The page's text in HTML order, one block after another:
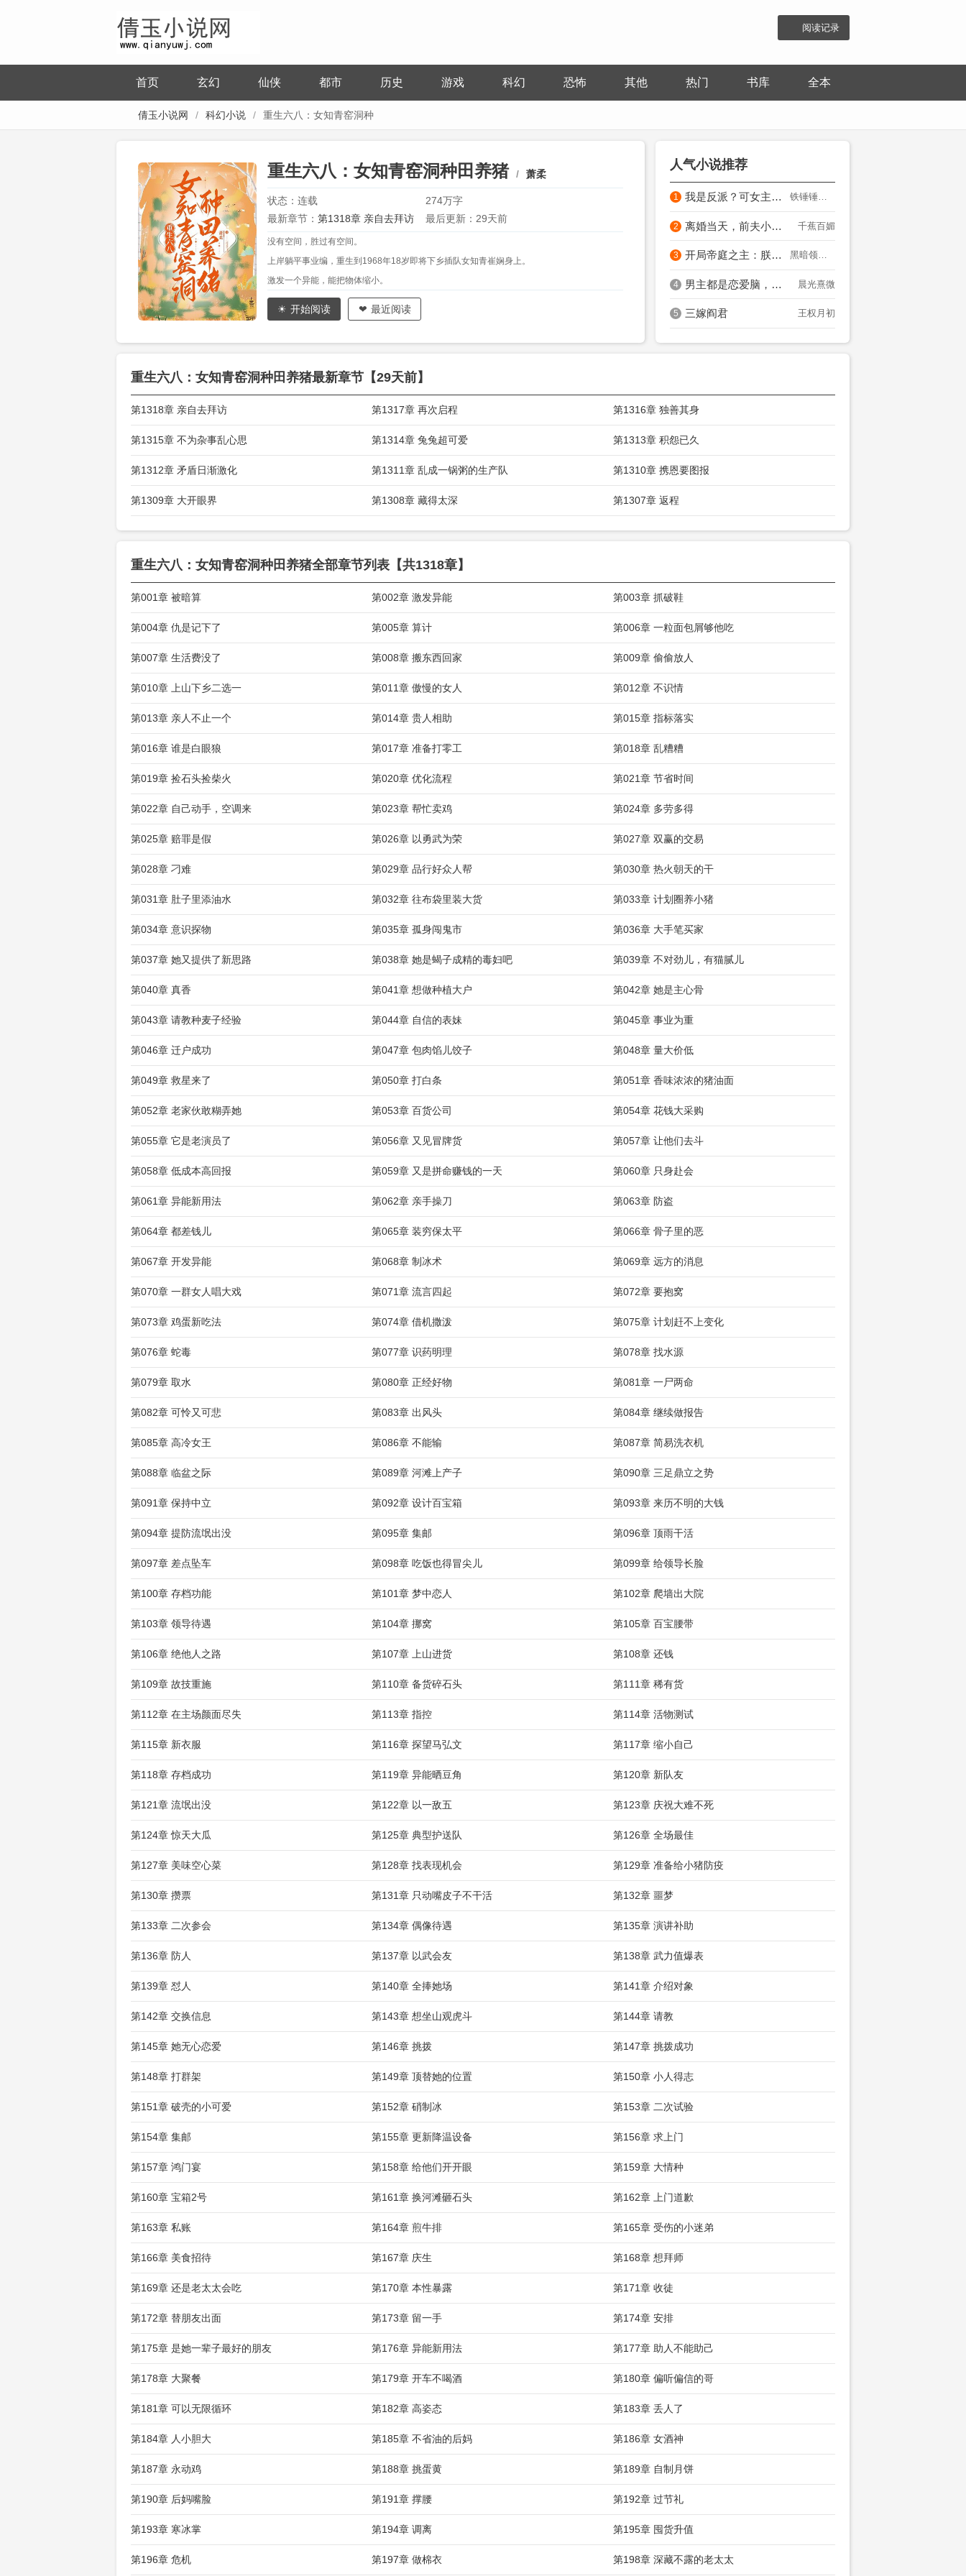
阅读记录
首页 玄幻 仙侠 都市 历史 游戏 科幻 恐怖 其他 热门 书库 全本
倩玉小说网 科幻小说 重生六八：女知青窑洞种
重生六八：女知青窑洞种田养猪 萧柔
状态：连载
274万字
最新章节： 第1318章 亲自去拜访 最后更新：29天前
没有空间，胜过有空间。
上岸躺平事业编，重生到1968年18岁即将下乡插队女知青崔娴身上。
激发一个异能，能把物体缩小。
陕北黄土地，除了黄土风沙啥都缺。
崔娴窗前花盆里，种着几十亩的小麦床底下的破药罐里，里面养着几十头猪。
开始阅读 最近阅读
人气小说推荐
1 我是反派？可女主都是我爱妃啊！ 铁锤锤豆豆
2 离婚当天，前夫小叔连夜抢我领证 千蕉百媚
3 开局帝庭之主：朕全家皆狠角色？ 黑暗领路人
4 男主都是恋爱脑，只有我是真修仙 晨光熹微
5 三嫁阎君 王权月初
重生六八：女知青窑洞种田养猪最新章节【29天前】
第1318章 亲自去拜访 第1317章 再次启程 第1316章 独善其身
第1315章 不为杂事乱心思 第1314章 兔兔超可爱 第1313章 积怨已久
第1312章 矛盾日渐激化 第1311章 乱成一锅粥的生产队 第1310章 携恩要图报
第1309章 大开眼界 第1308章 藏得太深 第1307章 返程
重生六八：女知青窑洞种田养猪全部章节列表【共1318章】
第001章 被暗算 第002章 激发异能 第003章 抓破鞋
第004章 仇是记下了 第005章 算计 第006章 一粒面包屑够他吃
第007章 生活费没了 第008章 搬东西回家 第009章 偷偷放人
第010章 上山下乡二选一 第011章 傲慢的女人 第012章 不识情
第013章 亲人不止一个 第014章 贵人相助 第015章 指标落实
第016章 谁是白眼狼 第017章 准备打零工 第018章 乱糟糟
第019章 捡石头捡柴火 第020章 优化流程 第021章 节省时间
第022章 自己动手，空调来 第023章 帮忙卖鸡 第024章 多劳多得
第025章 赔罪是假 第026章 以勇武为荣 第027章 双赢的交易
第028章 刁难 第029章 品行好众人帮 第030章 热火朝天的干
第031章 肚子里添油水 第032章 往布袋里装大货 第033章 计划圈养小猪
第034章 意识探物 第035章 孤身闯鬼市 第036章 大手笔买家
第037章 她又提供了新思路 第038章 她是蝎子成精的毒妇吧 第039章 不对劲儿，有猫腻儿
第040章 真香 第041章 想做种植大户 第042章 她是主心骨
第043章 请教种麦子经验 第044章 自信的表妹 第045章 事业为重
第046章 迁户成功 第047章 包肉馅儿饺子 第048章 量大价低
第049章 救星来了 第050章 打白条 第051章 香味浓浓的猪油面
第052章 老家伙敢糊弄她 第053章 百货公司 第054章 花钱大采购
第055章 它是老演员了 第056章 又见冒牌货 第057章 让他们去斗
第058章 低成本高回报 第059章 又是拼命赚钱的一天 第060章 只身赴会
第061章 异能新用法 第062章 亲手操刀 第063章 防盗
第064章 都差钱儿 第065章 装穷保太平 第066章 骨子里的恶
第067章 开发异能 第068章 制冰术 第069章 远方的消息
第070章 一群女人唱大戏 第071章 流言四起 第072章 要抱窝
第073章 鸡蛋新吃法 第074章 借机撒泼 第075章 计划赶不上变化
第076章 蛇毒 第077章 识药明理 第078章 找水源
第079章 取水 第080章 正经好物 第081章 一尸两命
第082章 可怜又可悲 第083章 出风头 第084章 继续做报告
第085章 高冷女王 第086章 不能输 第087章 简易洗衣机
第088章 临盆之际 第089章 河滩上产子 第090章 三足鼎立之势
第091章 保持中立 第092章 设计百宝箱 第093章 来历不明的大钱
第094章 提防流氓出没 第095章 集邮 第096章 顶雨干活
第097章 差点坠车 第098章 吃饭也得冒尖儿 第099章 给领导长脸
第100章 存档功能 第101章 梦中恋人 第102章 爬墙出大院
第103章 领导待遇 第104章 挪窝 第105章 百宝腰带
第106章 绝他人之路 第107章 上山进货 第108章 还钱
第109章 故技重施 第110章 备货碎石头 第111章 稀有货
第112章 在主场颜面尽失 第113章 指控 第114章 活物测试
第115章 新衣服 第116章 探望马弘文 第117章 缩小自己
第118章 存档成功 第119章 异能晒豆角 第120章 新队友
第121章 流氓出没 第122章 以一敌五 第123章 庆祝大难不死
第124章 惊天大瓜 第125章 典型护送队 第126章 全场最佳
第127章 美味空心菜 第128章 找表现机会 第129章 准备给小猪防疫
第130章 攒票 第131章 只动嘴皮子不干活 第132章 噩梦
第133章 二次参会 第134章 偶像待遇 第135章 演讲补助
第136章 防人 第137章 以武会友 第138章 武力值爆表
第139章 怼人 第140章 全捧她场 第141章 介绍对象
第142章 交换信息 第143章 想坐山观虎斗 第144章 请教
第145章 她无心恋爱 第146章 挑拨 第147章 挑拨成功
第148章 打群架 第149章 顶替她的位置 第150章 小人得志
第151章 破壳的小可爱 第152章 硝制冰 第153章 二次试验
第154章 集邮 第155章 更新降温设备 第156章 求上门
第157章 鸿门宴 第158章 给他们开开眼 第159章 大情种
第160章 宝箱2号 第161章 换河滩砸石头 第162章 上门道歉
第163章 私账 第164章 煎牛排 第165章 受伤的小迷弟
第166章 美食招待 第167章 庆生 第168章 想拜师
第169章 还是老太太会吃 第170章 本性暴露 第171章 收徒
第172章 替朋友出面 第173章 留一手 第174章 安排
第175章 是她一辈子最好的朋友 第176章 异能新用法 第177章 助人不能助己
第178章 大聚餐 第179章 开车不喝酒 第180章 偏听偏信的哥
第181章 可以无限循环 第182章 高姿态 第183章 丢人了
第184章 人小胆大 第185章 不省油的后妈 第186章 女酒神
第187章 永动鸡 第188章 挑蛋黄 第189章 自制月饼
第190章 后妈嘴脸 第191章 撑腰 第192章 过节礼
第193章 寒冰掌 第194章 调离 第195章 囤货升值
第196章 危机 第197章 做棉衣 第198章 深藏不露的老太太